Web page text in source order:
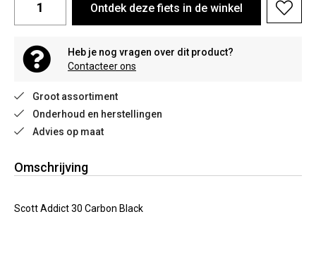
Ontdek deze fiets in de winkel
Heb je nog vragen over dit product?
Contacteer ons
Groot assortiment
Onderhoud en herstellingen
Advies op maat
Omschrijving
Scott Addict 30 Carbon Black